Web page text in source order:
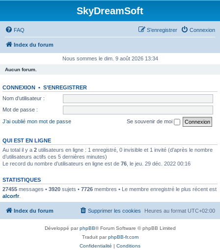
SkyDreamSoft
FAQ Connexion
S’enregistrer
Index du forum
Nous sommes le dim. 9 août 2026 13:34
Aucun forum.
CONNEXION • S’ENREGISTRER
Nom d’utilisateur :
Mot de passe :
J’ai oublié mon mot de passe
Se souvenir de moi
QUI EST EN LIGNE
Au total il y a 2 utilisateurs en ligne : 1 enregistré, 0 invisible et 1 invité (d’après le nombre
d’utilisateurs actifs ces 5 dernières minutes)
Le record du nombre d’utilisateurs en ligne est de 76 , le jeu. 29 déc. 2022 00:16
STATISTIQUES
27455 messages • 3920 sujets • 7726 membres • Le membre enregistré le plus récent est
alcorfr.
Index du forum Heures au format UTC+02:00
Supprimer les cookies
Développé parphpBB® Forum Software © phpBB Limited
Traduit parphpBB-fr.com
Confidentialité | Conditions